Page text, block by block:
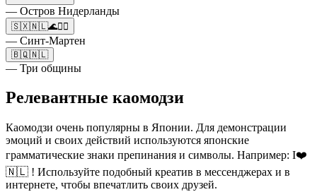
— Остров Нидерланды
🇸🇽🇳🇱🌊💆‍♂️
— Синт-Мартен
🇧🇶🇳🇱
— Три общины
Релевантные каомодзи
Каомодзи очень популярны в Японии. Для демонстрации
эмоций и своих действий используются японские
грамматические знаки препинания и символы. Например: I❤️
🇳🇱 ! Используйте подобный креатив в мессенджерах и в
интернете, чтобы впечатлить своих друзей.